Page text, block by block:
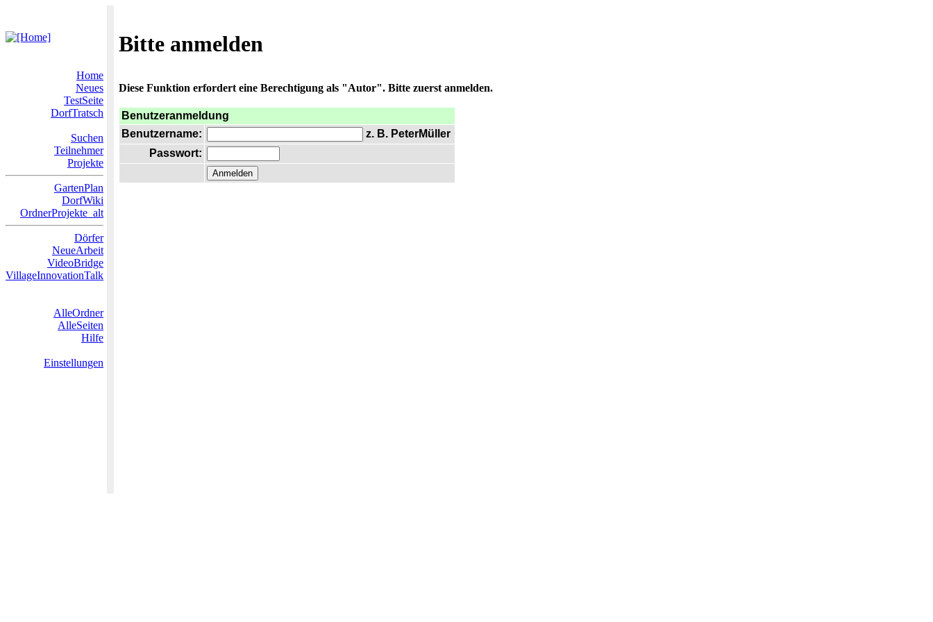
Bitte anmelden
Home
Neues
TestSeite
DorfTratsch
Suchen
Teilnehmer
Projekte
GartenPlan
DorfWiki
OrdnerProjekte_alt
Dörfer
NeueArbeit
VideoBridge
VillageInnovationTalk
AlleOrdner
AlleSeiten
Hilfe
Einstellungen
Diese Funktion erfordert eine Berechtigung als "Autor". Bitte zuerst anmelden.
Benutzeranmeldung
Benutzername:
z. B. PeterMüller
Passwort: